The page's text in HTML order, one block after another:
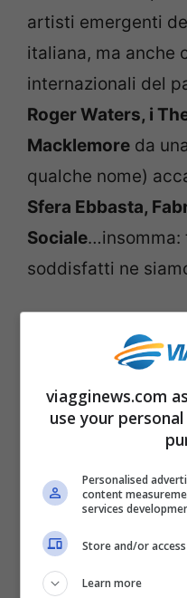
artisti emergenti
italiana, ma anche
internazionali del
Roger Waters, i
Macklemore da
qualche nome)
Sfera Ebbasta,
Sociale…insomma:
soddisfatti ne
tutti i
POST
PARKWAY
JEFF BECK
degli
viagginews.com
use your
Personalised
content
services
Store and/or
Learn more